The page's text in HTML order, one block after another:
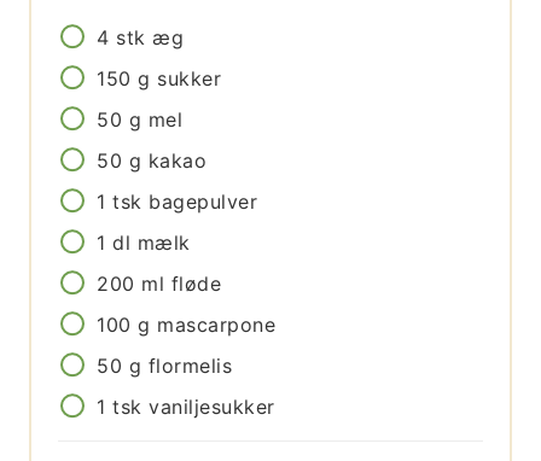
4 stk æg
150 g sukker
50 g mel
50 g kakao
1 tsk bagepulver
1 dl mælk
200 ml fløde
100 g mascarpone
50 g flormelis
1 tsk vaniljesukker